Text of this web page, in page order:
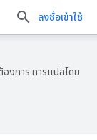
ลงชื่อเข้าใช้
งการ การแปลโดย